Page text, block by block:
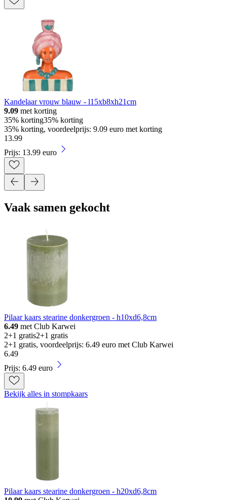
Kandelaar vrouw blauw - l15xb8xh21cm
9.09 met korting
35% korting35% korting
35% korting, voordeelprijs: 9.09 euro met korting
13.99
Prijs: 13.99 euro
Vaak samen gekocht
Pilaar kaars stearine donkergroen - h10xd6,8cm
6.49 met Club Karwei
2+1 gratis2+1 gratis
2+1 gratis, voordeelprijs: 6.49 euro met Club Karwei
6.49
Prijs: 6.49 euro
Bekijk alles in stompkaars
Pilaar kaars stearine donkergroen - h20xd6,8cm